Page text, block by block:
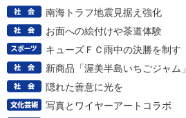
南海トラフ地震見据え強化
お面への絵付けや茶道体験
キューズＦＣ雨中の決勝を制す
新商品「渥美半島いちごジャム」
隠れた善意に光を
写真とワイヤーアートコラボ